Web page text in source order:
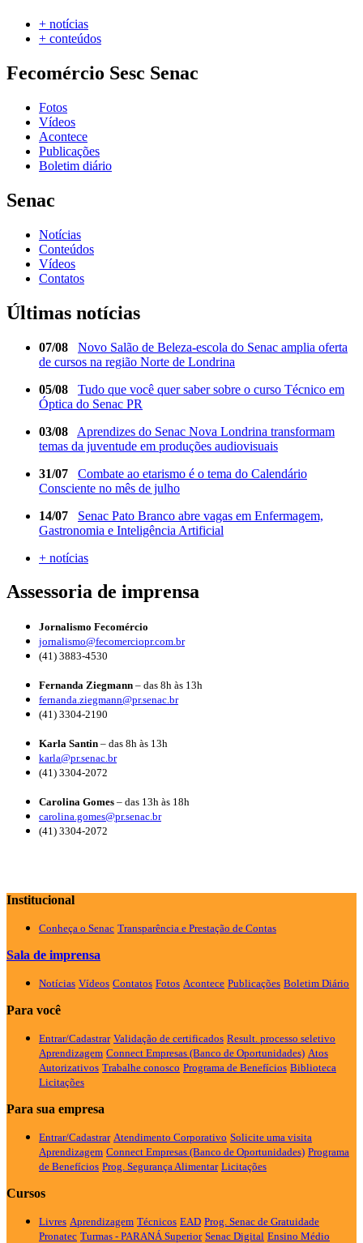
+ notícias
+ conteúdos
Fecomércio Sesc Senac
Fotos
Vídeos
Acontece
Publicações
Boletim diário
Senac
Notícias
Conteúdos
Vídeos
Contatos
Últimas notícias
07/08
Novo Salão de Beleza-escola do Senac amplia oferta
de cursos na região Norte de Londrina
05/08
Tudo que você quer saber sobre o curso Técnico em
Óptica do Senac PR
03/08
Aprendizes do Senac Nova Londrina transformam
temas da juventude em produções audiovisuais
31/07
Combate ao etarismo é o tema do Calendário
Consciente no mês de julho
14/07
Senac Pato Branco abre vagas em Enfermagem,
Gastronomia e Inteligência Artificial
+ notícias
Assessoria de imprensa
Jornalismo Fecomércio
jornalismo@fecomerciopr.com.br
(41) 3883-4530
Fernanda Ziegmann – das 8h às 13h
fernanda.ziegmann@pr.senac.br
(41) 3304-2190
Karla Santin – das 8h às 13h
karla@pr.senac.br
(41) 3304-2072
Carolina Gomes – das 13h às 18h
carolina.gomes@pr.senac.br
(41) 3304-2072
Institucional
Conheça o Senac Transparência e Prestação de Contas
Sala de imprensa
Notícias Vídeos Contatos Fotos Acontece Publicações Boletim Diário
Para você
Entrar/Cadastrar Validação de certificados Result. processo seletivo
Aprendizagem Connect Empresas (Banco de Oportunidades) Atos
Autorizativos Trabalhe conosco Programa de Benefícios Biblioteca
Licitações
Para sua empresa
Entrar/Cadastrar Atendimento Corporativo Solicite uma visita
Aprendizagem Connect Empresas (Banco de Oportunidades) Programa
de Benefícios Prog. Segurança Alimentar Licitações
Cursos
Livres Aprendizagem Técnicos EAD Prog. Senac de Gratuidade
Pronatec Turmas - PARANÁSuperior Senac Digital Ensino Médio